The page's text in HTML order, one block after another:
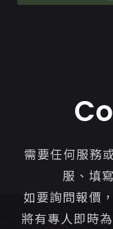
需要任何服務
服、填
如要詢問報價
將有專人即時